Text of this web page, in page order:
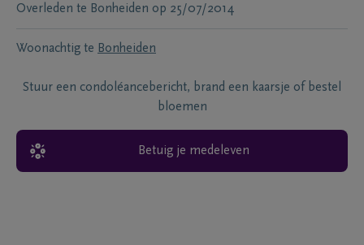
Overleden te Bonheiden op 25/07/2014
Woonachtig te Bonheiden
Stuur een condoléancebericht, brand een kaarsje of bestel
bloemen
Betuig je medeleven